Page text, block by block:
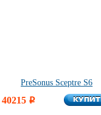
PreSonus Sceptre S6
40215 i